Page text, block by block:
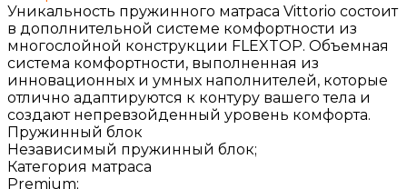
Уникальность пружинного матраса Vittorio состоит
в дополнительной системе комфортности из
многослойной конструкции FLEXTOP. Объемная
система комфортности, выполненная из
инновационных и умных наполнителей, которые
отлично адаптируются к контуру вашего тела и
создают непревзойденный уровень комфорта.
Пружинный блок
Независимый пружинный блок;
Категория матраса
Premium;